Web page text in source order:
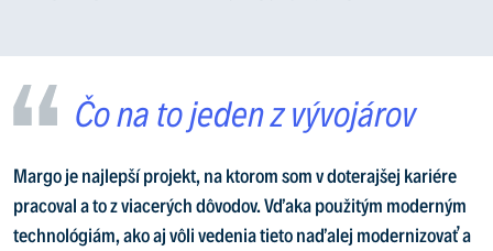
Čo na to jeden z vývojárov
Margo je najlepší projekt, na ktorom som v doterajšej kariére
pracoval a to z viacerých dôvodov. Vďaka použitým moderným
technológiám, ako aj vôli vedenia tieto naďalej modernizovať a